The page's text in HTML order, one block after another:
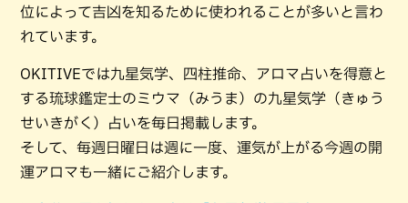
位によって吉凶を知るために使われることが多いと言わ
れています。
OKITIVEでは九星気学、四柱推命、アロマ占いを得意と
する琉球鑑定士のミウマ（みうま）の九星気学（きゅう
せいきがく）占いを毎日掲載します。
そして、毎週日曜日は週に一度、運気が上がる今週の開
運アロマも一緒にご紹介します。